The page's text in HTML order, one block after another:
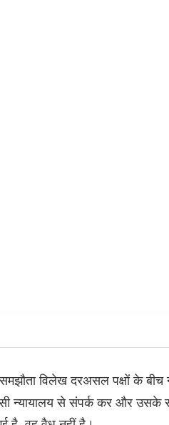
विलेख दरअसल पक्षों के बीच
से संपर्क कर और उसके